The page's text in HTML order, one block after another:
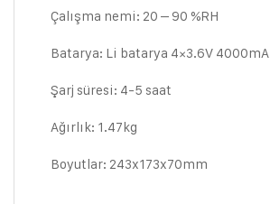
Çalışma nemi: 20 – 90 %RH
Batarya: Li batarya 4×3.6V 4000mA
Şarj süresi: 4-5 saat
Ağırlık: 1.47kg
Boyutlar: 243x173x70mm